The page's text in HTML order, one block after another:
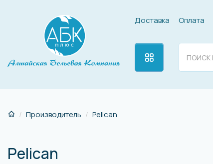
Доставка Оплата
Производитель Pelican
Pelican